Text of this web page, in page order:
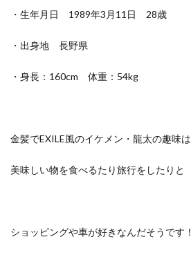
・生年月日 1989年3月11日 28歳
・出身地 長野県
・身長：160cm 体重：54kg
金髪でEXILE風のイケメン・龍太の趣味は
美味しい物を食べるたり旅行をしたりと
ショッピングや車が好きなんだそうです！